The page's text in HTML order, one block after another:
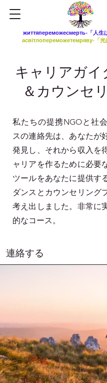
життяпереможесмерть-「人生
асвітлопереможетемряву-「光
キャリアガイ
＆カウンセ
私たちの提携NGOと社
スの連絡先は、あなたが
発見し、それから収入を
ャリアを作るために必要
ツールをあなたに提供す
ダンスとカウンセリング
考え出しました。非常に
的なコース。
連絡する